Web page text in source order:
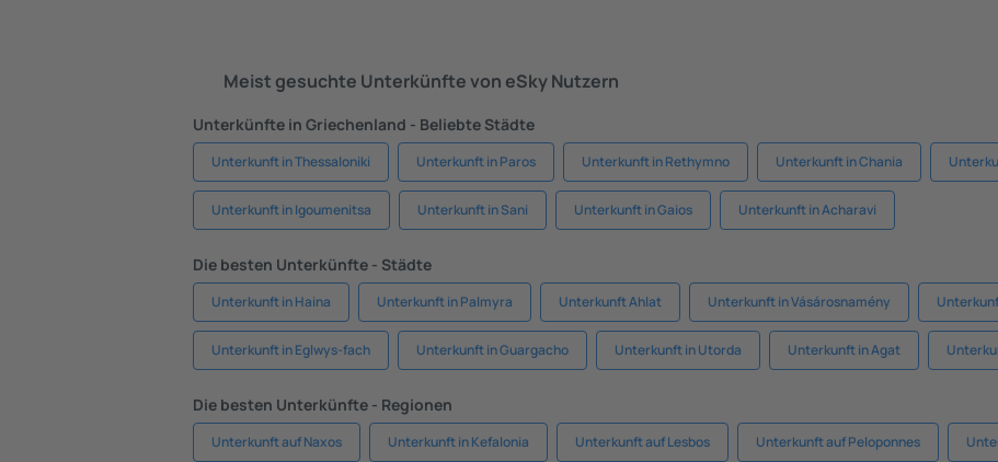
Meist gesuchte Unterkünfte von eSky Nutzern
Unterkünfte in Griechenland - Beliebte Städte
Unterkunft in Thessaloniki Unterkunft in Paros Unterkunft in Rethymno Unterkunft in Chania
Unterkunft in Igoumenitsa Unterkunft in Sani Unterkunft in Gaios Unterkunft in Acharavi
Die besten Unterkünfte - Städte
Unterkunft in Haina Unterkunft in Palmyra Unterkunft Ahlat Unterkunft in Vásárosnamény
Unterkunft in Eglwys-fach Unterkunft in Guargacho Unterkunft in Utorda Unterkunft in Agat
Die besten Unterkünfte - Regionen
Unterkunft auf Naxos Unterkunft in Kefalonia Unterkunft auf Lesbos Unterkunft auf Peloponnes